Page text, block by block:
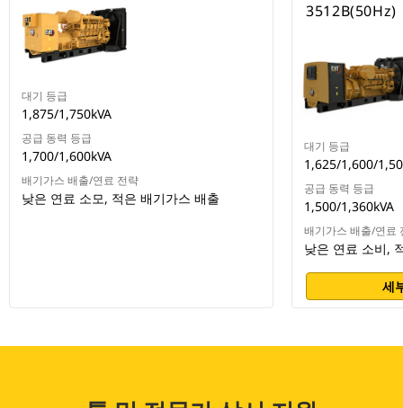
대기 등급
1,875/1,750kVA
공급 동력 등급
1,700/1,600kVA
배기가스 배출/연료 전략
낮은 연료 소모, 적은 배기가스 배출
3512B(50Hz)
대기 등급
1,625/1,600/
공급 동력 등급
1,500/1,360kVA
배기가스 배출/연료
낮은 연료 소비,
세